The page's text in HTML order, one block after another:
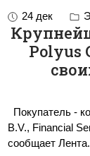
24 дек
Polyus
Покупатель -
B.V., Financial
сообщает